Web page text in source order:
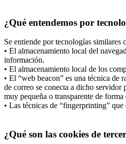
¿Qué entendemos por
Se entiende por tecnologías
• El almacenamiento local del
información.
• El almacenamiento local de los
• El “web beacon” es una técnica de
de correo se conecta a dicho
muy pequeña o transparente de
• Las técnicas de “fingerprinting”
¿Qué son las cookies de